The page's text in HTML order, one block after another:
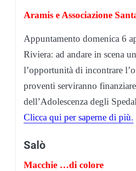
Aramis e Associazione
Appuntamento domenica 6
Riviera: ad andare in scena
l’opportunità di incontrare
proventi serviranno
dell’Adolescenza degli
Clicca qui per saperne di più.
Salò
Macchie …di colore